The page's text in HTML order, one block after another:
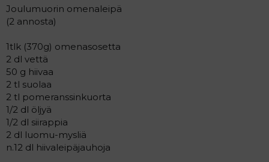
Joulumuorin omenaleipä
(2 annosta)
1tlk (370g) omenasosetta
2 dl vettä
50 g hiivaa
2 tl suolaa
2 tl pomeranssinkuorta
1/2 dl öljyä
1/2 dl siirappia
2 dl luomu-mysliä
n.12 dl hiivaleipäjauhoja